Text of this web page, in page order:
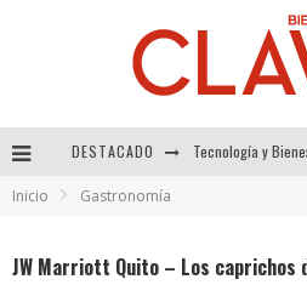
DESTACADO
Inicio Gastronomía
JW Marriott Quito – Los caprichos